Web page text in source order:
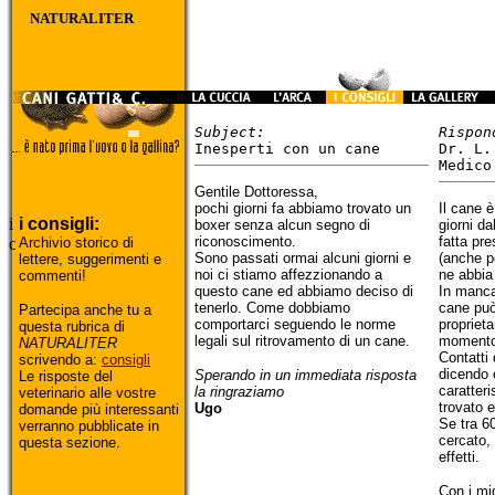
NATURALITER
i consigli:
Archivio storico di
lettere, suggerimenti e
commenti!
Partecipa anche tu a
questa rubrica di
NATURALITER
scrivendo a: consigli
Le risposte del
veterinario alle vostre
domande più interessanti
verranno pubblicate in
questa sezione.
Subject:
Inesperti con un cane
Gentile Dottoressa,
pochi giorni fa abbiamo trovato un
boxer senza alcun segno di
riconoscimento.
Sono passati ormai alcuni giorni e
noi ci stiamo affezzionando a
questo cane ed abbiamo deciso di
tenerlo. Come dobbiamo
comportarci seguendo le norme
legali sul ritrovamento di un cane.
Sperando in un immediata risposta
la ringraziamo
Ugo
Dr. L.
Il cane
giorni
fatta
(anche
ne
In
cane
Contatti
dicendo
trovato
Se tra
cercato,
effetti.
Con i